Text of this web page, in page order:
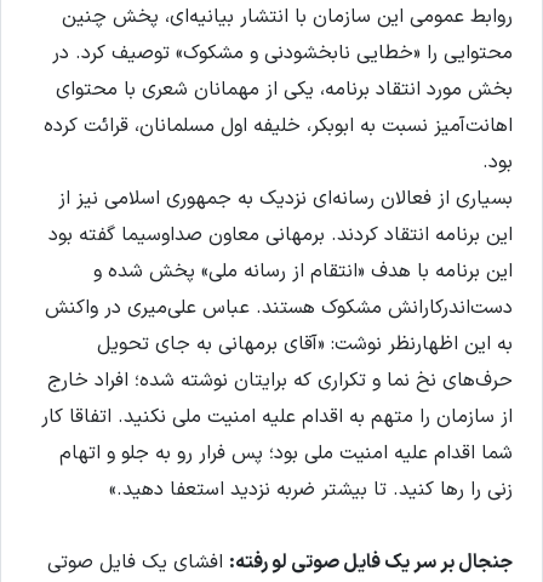
روابط عمومی این سازمان با انتشار بیانیه‌ای، پخش چنین
محتوایی را «خطایی نابخشودنی و مشکوک» توصیف کرد. در
بخش مورد انتقاد برنامه، یکی از مهمانان شعری با محتوای
اهانت‌آمیز نسبت به ابوبکر، خلیفه اول مسلمانان، قرائت کرده
بود.
بسیاری از فعالان رسانه‌ای نزدیک به جمهوری اسلامی نیز از
این برنامه انتقاد کردند. برمهانی معاون صداوسیما گفته بود
این برنامه با هدف «انتقام از رسانه ملی» پخش شده و
دست‌اندرکارانش مشکوک هستند. عباس علی‌میری در واکنش
به این اظهارنظر نوشت: «آقای برمهانی به جای تحویل
حرف‌های نخ نما و تکراری که برایتان نوشته شده؛ افراد خارج
از سازمان را متهم به اقدام علیه امنیت ملی نکنید. اتفاقا کار
شما اقدام علیه امنیت ملی بود؛ پس فرار رو به جلو و اتهام
زنی را رها کنید. تا بیشتر ضربه نزدید استعفا دهید.»
جنجال بر سر یک فایل صوتی لو رفته:افشای یک فایل صوتی